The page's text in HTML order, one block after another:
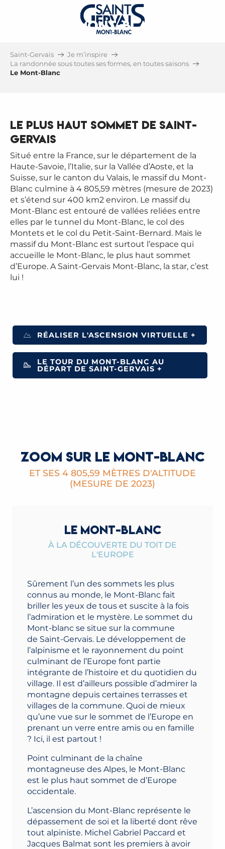
LE MONT-BLANC
MONT-BLANC
Saint-Gervais
Je m’inspire
La randonnée sous toutes ses formes, en toutes saisons
Le Mont-Blanc
Le plus haut sommet de Saint-
Gervais
Situé entre la France, sur le département de la
Haute-Savoie, l’Italie, sur la Vallée d’Aoste, et la
Suisse, sur le canton du Valais, le massif du Mont-
Blanc culmine à 4 805,59 mètres (mesure de 2023)
et s’étend sur 400 km2 environ. Le massif du
Mont-Blanc est entouré de vallées reliées entre
elles par le tunnel du Mont-Blanc, le col des
Montets et le col du Petit-Saint-Bernard. Mais le
massif du Mont-Blanc est surtout l’espace qui
accueille le Mont-Blanc, le plus haut sommet
d’Europe. A Saint-Gervais Mont-Blanc, la star, c’est
lui !
RÉALISER L'ASCENSION VIRTUELLE +
LE TOUR DU MONT-BLANC AU
DÉPART DE SAINT-GERVAIS +
ZOOM SUR LE MONT-BLANC
ET SES 4 805,59 MÈTRES D'ALTITUDE
(MESURE DE 2023)
LE MONT-BLANC
À LA DÉCOUVERTE DU TOIT DE
L'EUROPE
Sûrement l’un des sommets les plus
connus au monde, le Mont-Blanc fait
briller les yeux de tous et suscite à la fois
l’admiration et le mystère. Le sommet du
Mont-blanc se situe sur la commune
de Saint-Gervais. Le développement de
l’alpinisme et le rayonnement du point
culminant de l’Europe font partie
intégrante de l’histoire et du quotidien du
village. Il est d’ailleurs possible d’admirer la
montagne depuis certaines terrasses et
villages de la commune. Quoi de mieux
qu’une vue sur le sommet de l’Europe en
prenant un verre entre amis ou en famille
? Ici, il est partout !
Point culminant de la chaîne
montagneuse des Alpes, le Mont-Blanc
est le plus haut sommet de d’Europe
occidentale.
L’ascension du Mont-Blanc représente le
dépassement de soi et la liberté dont rêve
tout alpiniste. Michel Gabriel Paccard et
Jacques Balmat sont les premiers à avoir